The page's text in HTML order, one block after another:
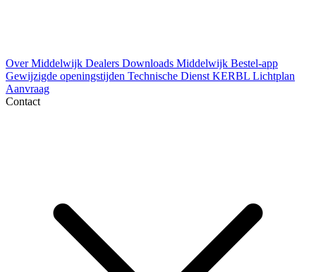
Over Middelwijk Dealers Downloads Middelwijk Bestel-app
Gewijzigde openingstijden Technische Dienst KERBL Lichtplan
Aanvraag
Contact